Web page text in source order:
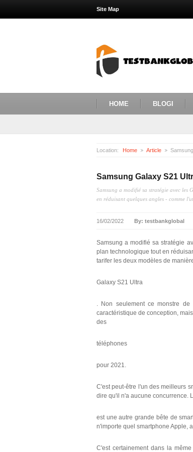
Site Map
HOME BLOGI
Location: Home Article
Samsung Galaxy S21
Samsung a modifié sa stratégie avec les
en réduisant quelques angles - comme
16/02/2022 By: testbankglobal
Samsung a modifié sa stratégie
plan technologique tout en
tarifer les deux modèles de
Galaxy S21 Ultra
. Non seulement ce monstre de
caractéristique de conception,
des
téléphones
pour 2021.
C'est peut-être l'un des meilleurs
dire qu'il n'a aucune concurrence.
est une autre grande bête de
n'importe quel smartphone Apple,
C'est certainement dans la